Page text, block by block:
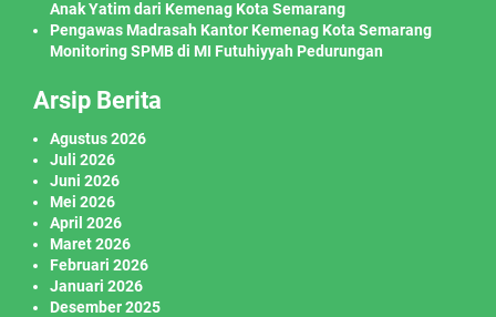
Anak Yatim dari Kemenag Kota Semarang
Pengawas Madrasah Kantor Kemenag Kota Semarang
Monitoring SPMB di MI Futuhiyyah Pedurungan
Arsip Berita
Agustus 2026
Juli 2026
Juni 2026
Mei 2026
April 2026
Maret 2026
Februari 2026
Januari 2026
Desember 2025